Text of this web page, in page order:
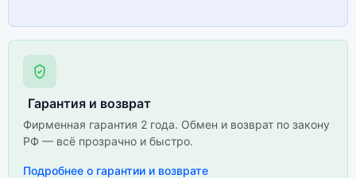
Гарантия и возврат
Фирменная гарантия 2 года. Обмен и возврат по закону
РФ — всё прозрачно и быстро.
Подробнее о гарантии и возврате